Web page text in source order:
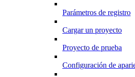
Parámetros de registro
Cargar un proyecto
Proyecto de prueba
Configuración de